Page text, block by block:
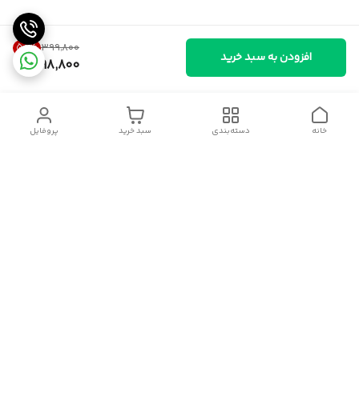
۳۹۹٬۸۰۰ 50%
198,800 افزودن به سبد خرید
پروفایل سبد خرید دسته‌بندی خانه